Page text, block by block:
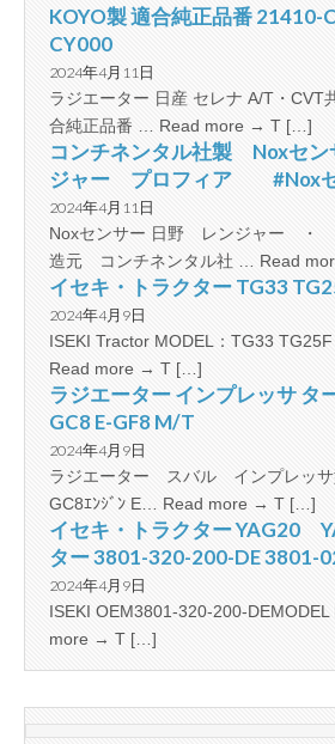
KOYO製 適合純正品番 21410-
CY000
2024年4月11日
ラジエーター 日産 セレナ A/T・CVT
合純正品番 … Read more → T […]
コンチネンタル社製 Noxセ
ジャー プロフィア #Nox
2024年4月11日
Noxセンサー 日野 レンジャー
造元 コンチネンタル社 … Read
イセキ・トラクター TG33
2024年4月9日
ISEKI Tractor MODEL：TG33
Read more → T […]
ラジエーター インプレッサ タ
GC8 E-GF8 M/T
2024年4月9日
ラジエーター スバル インプレッサ
GC8ｴﾝｼﾞﾝ E… Read more → T […]
イセキ・トラクター YAG20
ター 3801-320-200-DE 3801-
2024年4月9日
ISEKI OEM3801-320-200-
more → T […]